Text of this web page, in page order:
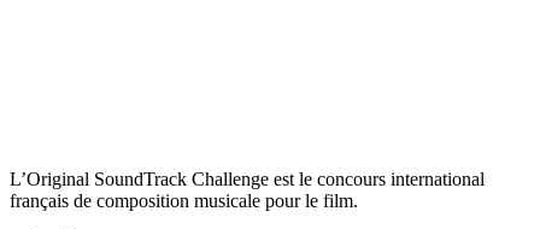
L’Original SoundTrack Challenge est le concours international
français de composition musicale pour le film.